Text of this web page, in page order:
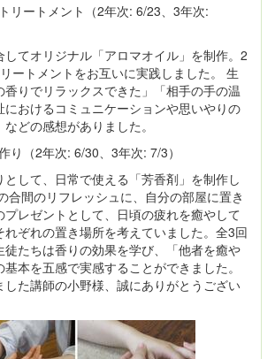
リートメント（2年次: 6/23、3年次:
てオリジナル「アロマオイル」を制作。2
ートメントをお互いに実践しました。 生
りでリラックスできた」「相手の手の温
におけるコミュニケーションや思いやりの
どの感想がありました。
り（2年次: 6/30、3年次: 7/3）
して、日常で使える「芳香剤」を制作し
合間のリフレッシュに、自分の部屋に置き
プレゼントとして、日頃の疲れを癒やして
ぞれの置き場所を考えていました。全3回
徒たちは香りの効果を学び、「他者を癒や
本を五感で実感することができました。
した講師の小野様、誠にありがとうござい